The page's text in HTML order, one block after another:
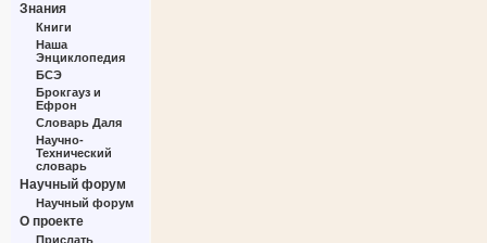
Знания
Книги
Наша
Энциклопедия
БСЭ
Брокгауз и
Ефрон
Словарь Даля
Научно-
Технический
словарь
Научный форум
Научный форум
О проекте
Прислать